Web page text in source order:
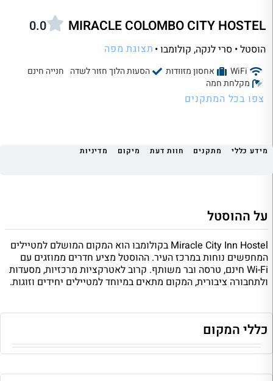
MIRACLE COLOMBO CITY HOSTEL
0.0
הוסטל • סרי לנקה, קולומבו • תצוגת מפה
WiFi אחסון מזוודות הסעות הלוך חזור לשדה חנייה חינם
מקלחת חמה
צפו בכל המתקנים
מידע כללי מתקנים חוות דעת מיקום מדיניות
על ההוסטל
Miracle City Inn Hostel בקולומבו הוא המקום המושלם למטיילים
המחפשים נוחות במרכז העיר. ההוסטל מציע חדרים ממוזגים עם
Wi-Fi חינם, טרסה ובר משותף. קרוב לאטרקציות מרכזיות, מסעדות
ולתחבורה ציבורית, המקום מתאים במיוחד למטיילים יחידים וזוגות.
כללי המקום